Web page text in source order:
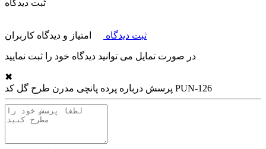
ثبت دیدگاه
ثبت دیدگاه امتیاز و دیدگاه کاربران
در صورت تمایل می توانید دیدگاه خود را ثبت نمایید
✖
پرسش درباره پرده پانچی مدرن طرح گل کد PUN-126